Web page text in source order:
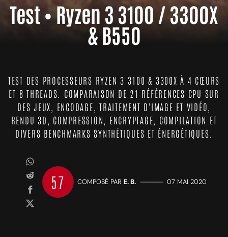
Test • Ryzen 3 3100 / 3300X
& B550
TEST DES PROCESSEURS RYZEN 3 3100 & 3300X À 4 CŒURS
ET 8 THREADS. COMPARAISON DE 21 RÉFÉRENCES CPU SUR
DES JEUX, ENCODAGE, TRAITEMENT D'IMAGE ET VIDÉO,
RENDU 3D, COMPRESSION, ENCRYPTAGE, COMPILATION ET
DIVERS BENCHMARKS SYNTHÉTIQUES ET ÉNERGÉTIQUES.
57 COMPOSÉ PAR E. B. ————— 07 MAI 2020